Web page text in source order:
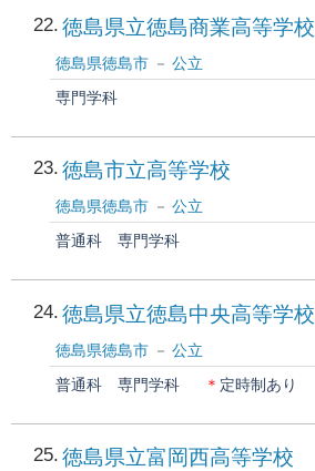
22 徳島県立徳島商業高等学校
徳島県徳島市
公立
専門学科
23 徳島市立高等学校
徳島県徳島市
公立
普通科
専門学科
24 徳島県立徳島中央高等学校
徳島県徳島市
公立
普通科
専門学科 ＊ 定時制あり
25 徳島県立富岡西高等学校